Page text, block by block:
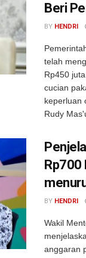
Beri
BY HENDRI
telah
Rp450
cucian
keperluan
Rudy
Rp700
BY HENDRI
Wakil
anggaran